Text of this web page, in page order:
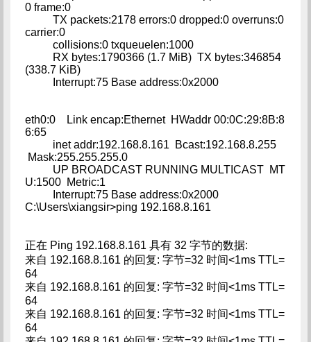
0 frame:0
TX packets:2178 errors:0 dropped:0 overruns:0
carrier:0
collisions:0 txqueuelen:1000
RX bytes:1790366 (1.7 MiB) TX bytes:346854
(338.7 KiB)
Interrupt:75 Base address:0x2000
eth0:0 Link encap:Ethernet HWaddr 00:0C:29:8B:8
6:65
inet addr:192.168.8.161 Bcast:192.168.8.255
Mask:255.255.255.0
UP BROADCAST RUNNING MULTICAST MT
U:1500 Metric:1
Interrupt:75 Base address:0x2000
C:\Users\xiangsir>ping 192.168.8.161
正在 Ping 192.168.8.161 具有 32 字节的数据:
来自 192.168.8.161 的回复: 字节=32 时间<1ms TTL=
64
来自 192.168.8.161 的回复: 字节=32 时间<1ms TTL=
64
来自 192.168.8.161 的回复: 字节=32 时间<1ms TTL=
64